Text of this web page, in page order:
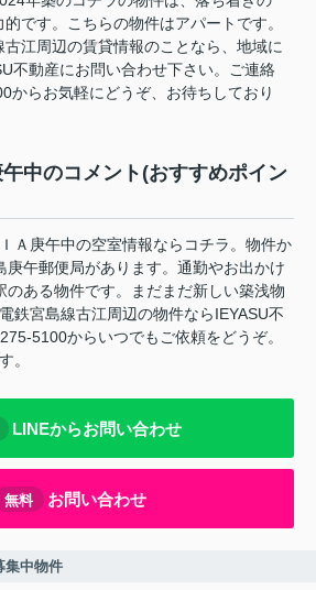
です。こちらの物件はアパートです。
古江周辺の賃貸情報のことなら、地域に
不動産にお問い合わせ下さい。ご連絡
からお気軽にどうぞ、お待ちしており
中のコメント(おすすめポイン
Ａ庚午中の空室情報ならコチラ。物件か
庚午郵便局があります。通勤やお出かけ
のある物件です。まだまだ新しい築浅物
鉄宮島線古江周辺の物件ならIEYASU不
5100からいつでもご依頼をどうぞ。
。
LINEからお問い合わせ
無料 お問い合わせ
集中物件